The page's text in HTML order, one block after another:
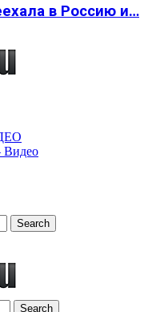
в Россию и…
Search
Search